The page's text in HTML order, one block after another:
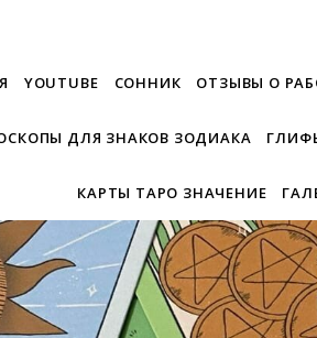
YOUTUBE СОННИК ОТЗЫВЫ О
ДЛЯ ЗНАКОВ ЗОДИАКА
КАРТЫ ТАРО ЗНАЧЕНИЕ